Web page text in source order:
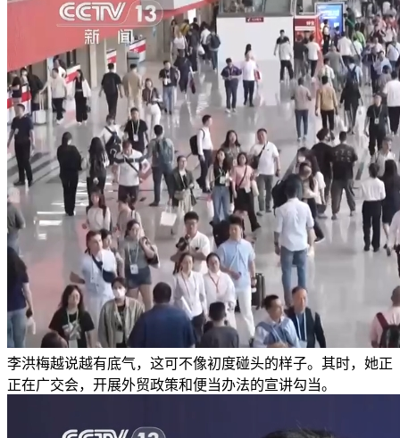
李洪梅越说越有底气，这可不像初度碰头的样子。其时，她正
正在广交会，开展外贸政策和便当办法的宣讲勾当。